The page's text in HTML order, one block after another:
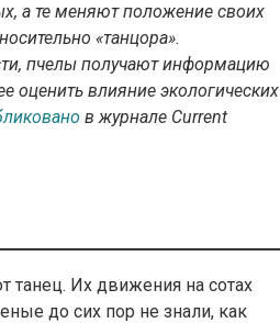
а те меняют положение своих
«танцора».
пчелы получают информацию
оценить влияние экологических
в журнале Current
танец. Их движения на сотах
до сих пор не знали, как